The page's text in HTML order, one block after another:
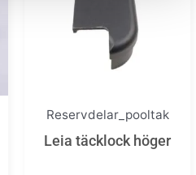
Reservdelar_pooltak
Leia täcklock höger